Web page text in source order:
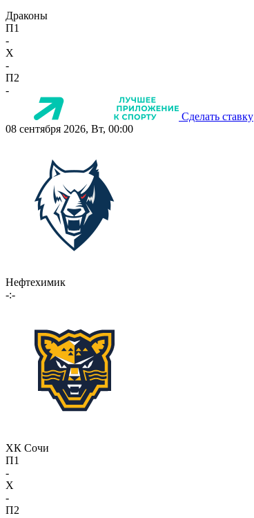
Драконы
П1
-
X
-
П2
-
Сделать ставку
08 сентября 2026, Вт, 00:00
Нефтехимик
-:-
ХК Сочи
П1
-
X
-
П2